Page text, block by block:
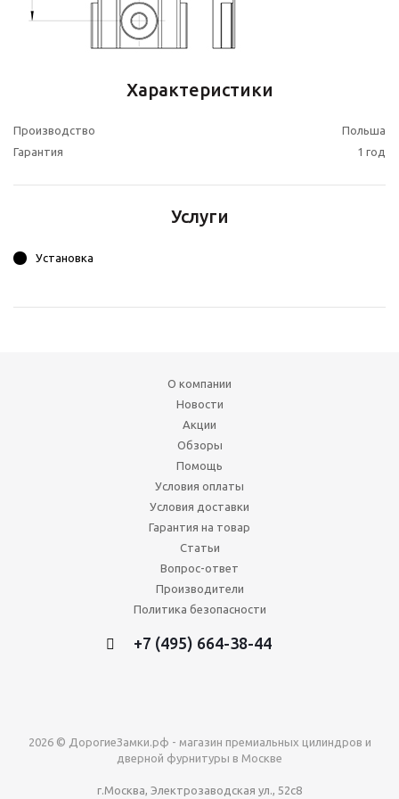
Характеристики
Производство
Польша
Гарантия
1 год
Услуги
Установка
О компании
Новости
Акции
Обзоры
Помощь
Условия оплаты
Условия доставки
Гарантия на товар
Статьи
Вопрос-ответ
Производители
Политика безопасности
+7 (495) 664-38-44
2026 © ДорогиеЗамки.рф - магазин премиальных цилиндров и
дверной фурнитуры в Москве
г.Москва, Электрозаводская ул., 52с8